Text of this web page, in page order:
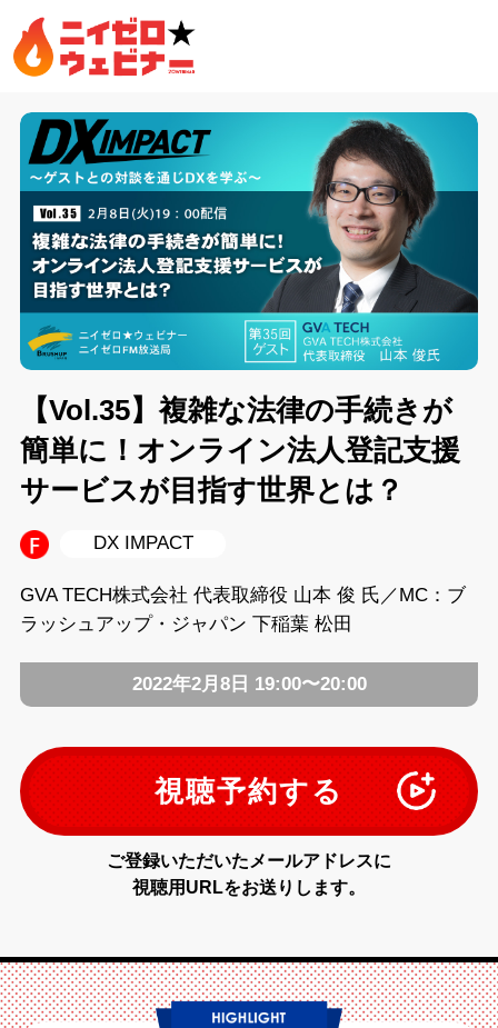
【Vol.35】複雑な法律の手続きが
簡単に！オンライン法人登記支援
サービスが目指す世界とは？
DX IMPACT
GVA TECH株式会社 代表取締役 山本 俊 氏／MC：ブ
ラッシュアップ・ジャパン 下稲葉 松田
2022年2月8日 19:00〜20:00
視聴予約する
ご登録いただいたメールアドレスに
視聴用URLをお送りします。